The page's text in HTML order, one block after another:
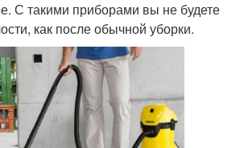
С такими приборами вы не будете
как после обычной уборки.